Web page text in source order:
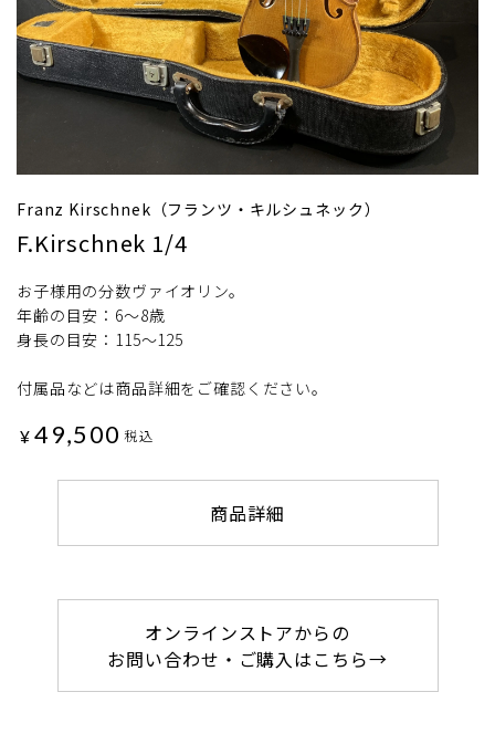
Franz Kirschnek（フランツ・キルシュネック）
F.Kirschnek 1/4
お子様用の分数ヴァイオリン。
年齢の目安：6～8歳
身長の目安：115～125
付属品などは商品詳細をご確認ください。
¥ 49,500 税込
商品詳細
オンラインストアからの
お問い合わせ・ご購入はこちら→